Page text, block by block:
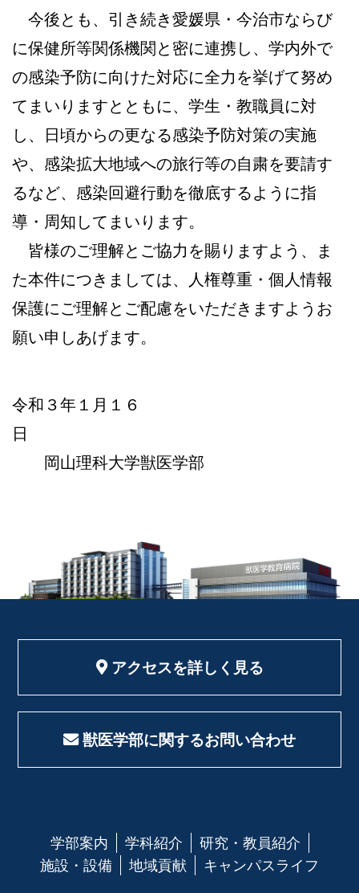
今後とも、引き続き愛媛県・今治市ならび
に保健所等関係機関と密に連携し、学内外で
の感染予防に向けた対応に全力を挙げて努め
てまいりますとともに、学生・教職員に対
し、日頃からの更なる感染予防対策の実施
や、感染拡大地域への旅行等の自粛を要請す
るなど、感染回避行動を徹底するように指
導・周知してまいります。
皆様のご理解とご協力を賜りますよう、ま
た本件につきましては、人権尊重・個人情報
保護にご理解とご配慮をいただきますようお
願い申しあげます。
令和３年１月１６
日
岡山理科大学獣医学部
アクセスを詳しく見る
獣医学部に関するお問い合わせ
学部案内 学科紹介
研究・教員紹介
施設・設備
地域貢献 キャンパスライフ